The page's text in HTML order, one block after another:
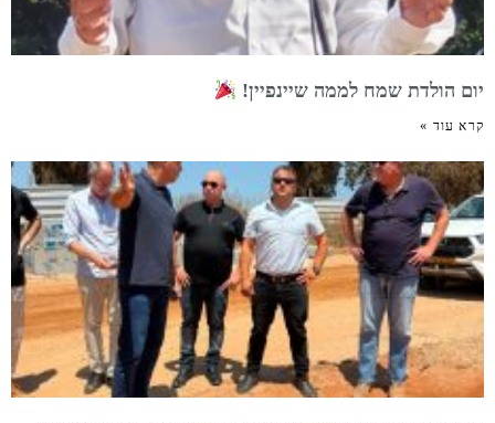
יום הולדת שמח לממה שיינפיין!
קרא עוד »